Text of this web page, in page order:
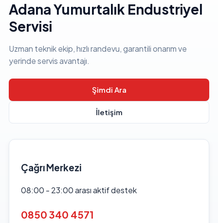
Adana Yumurtalık Endustriyel
Servisi
Uzman teknik ekip, hızlı randevu, garantili onarım ve
yerinde servis avantajı.
Şimdi Ara
İletişim
Çağrı Merkezi
08:00 - 23:00 arası aktif destek
0850 340 4571